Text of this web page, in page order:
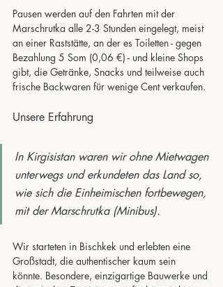
Pausen werden auf den Fahrten mit der
Marschrutka alle 2-3 Stunden eingelegt, meist
an einer Raststätte, an der es Toiletten - gegen
Bezahlung 5 Som (0,06 €) - und kleine Shops
gibt, die Getränke, Snacks und teilweise auch
frische Backwaren für wenige Cent verkaufen.
Unsere Erfahrung
In Kirgisistan waren wir ohne Mietwagen
unterwegs und erkundeten das Land so,
wie sich die Einheimischen fortbewegen,
mit der Marschrutka (Minibus).
Wir starteten in Bischkek und erlebten eine
Großstadt, die authentischer kaum sein
könnte. Besondere, einzigartige Bauwerke und